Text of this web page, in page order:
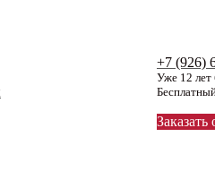
+7 (926)
Уже 12 лет